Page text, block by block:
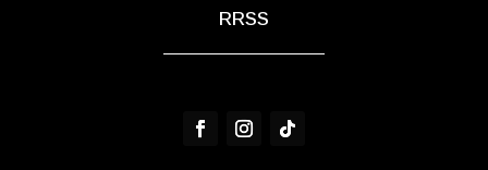
RRSS